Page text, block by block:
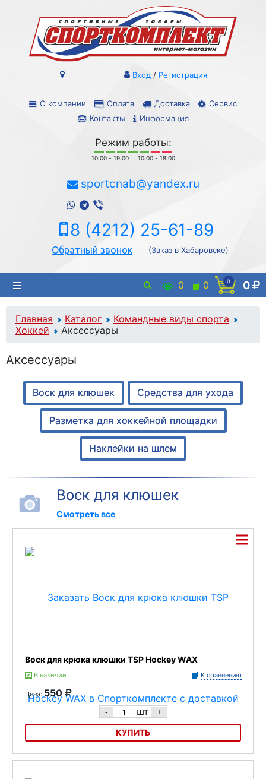
О компании Оплата Доставка
Сервис
Контакты
Информация
Вход / Регистрация
Режим работы:
10:00 - 19:00 10:00 - 18:00
sportcnab@yandex.ru
8 (4212) 25-61-89
Обратный звонок (Заказ в Хабаровске)
0 0 0 0
Главная Каталог
Командные виды спорта
Хоккей
Аксессуары
Аксессуары
Воск для клюшек Средства для ухода
Разметка для хоккейной площадки
Наклейки на шлем
Воск для клюшек
Смотреть все
Воск для крюка клюшки TSP Hockey WAX
В наличии К сравнению
Цена: 550
- шт +
КУПИТЬ
Воск для крюка клюшки TSP Hockey WAX